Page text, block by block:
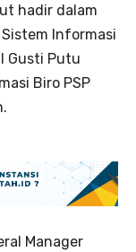
hadir dalam
Informasi
Gusti Putu
Biro PSP
Manager